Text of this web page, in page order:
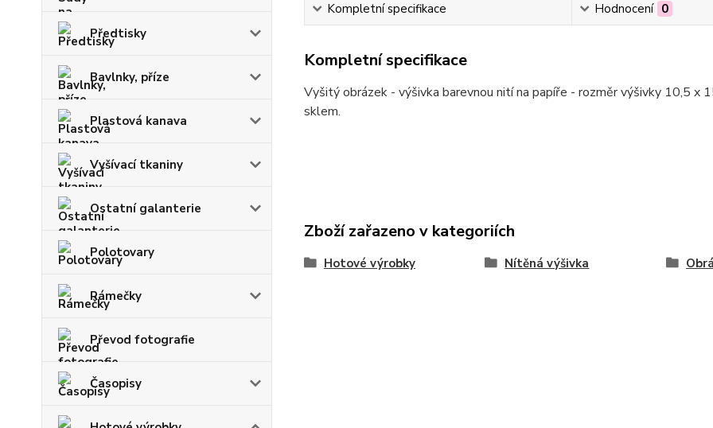
Předtisky
Bavlnky, příze
Plastová kanava
Vyšívací tkaniny
Ostatní galanterie
Polotovary
Rámečky
Převod fotografie
Časopisy
Kompletní specifikace Hodnocení 0
Kompletní specifikace
Vyšitý obrázek - výšivka barevnou nití na papíře - rozměr výšivky 10,5 x
sklem.
Zboží zařazeno v kategoriích
Hotové výrobky Nítěná výšivka